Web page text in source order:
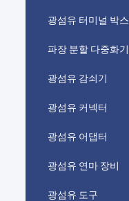
광섬유 터미널 박스
파장 분할 다중화기
광섬유 감쇠기
광섬유 커넥터
광섬유 어댑터
광섬유 연마 장비
광섬유 도구